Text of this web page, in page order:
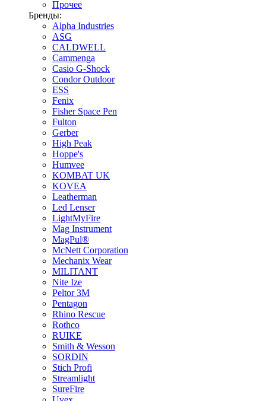
Прочее
Бренды:
Alpha Industries
ASG
CALDWELL
Cammenga
Casio G-Shock
Condor Outdoor
ESS
Fenix
Fisher Space Pen
Fulton
Gerber
High Peak
Hoppe's
Humvee
KOMBAT UK
KOVEA
Leatherman
Led Lenser
LightMyFire
Mag Instrument
MagPul®
McNett Corporation
Mechanix Wear
MILITANT
Nite Ize
Peltor 3M
Pentagon
Rhino Rescue
Rothco
RUIKE
Smith & Wesson
SORDIN
Stich Profi
Streamlight
SureFire